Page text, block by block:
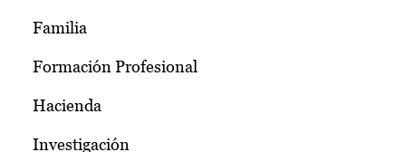
Familia
Formación Profesional
Hacienda
Investigación